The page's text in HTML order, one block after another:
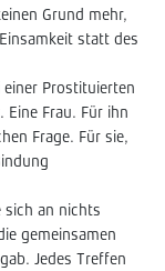
Grund mehr,
statt des
einer Prostituierten
Eine Frau. Für ihn
Frage. Für sie,
sich an nichts
gemeinsamen
Jedes Treffen